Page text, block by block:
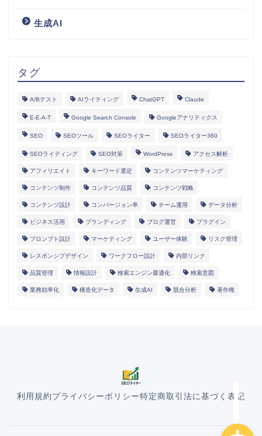
生成AI
タグ
A/Bテスト AIライティング ChatGPT Claude
E-E-A-T Google Search Console Googleアナリティクス
SEO SEOツール SEOライター SEOライター360
SEOライティング SEO対策 WordPress アクセス解析
アフィリエイト キーワード選定 コンテンツマーケティング
コンテンツ制作 コンテンツ品質 コンテンツ戦略
コンテンツ設計 コンバージョン率 チーム運用 データ分析
ビジネス活用 ブランディング ブログ運営 プラグイン
プロンプト設計 マーケティング ユーザー体験 リスク管理
レスポンシブデザイン ワークフロー設計 内部リンク
品質管理 情報設計 検索エンジン最適化 検索意図
業務効率化 構造化データ 生成AI 競合分析 著作権
利用規約プライバシーポリシー特定商取引法に基づく表記
HOME